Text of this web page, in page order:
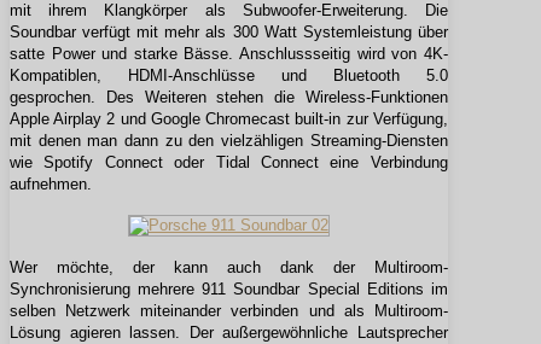
mit ihrem Klangkörper als Subwoofer-Erweiterung. Die
Soundbar verfügt mit mehr als 300 Watt Systemleistung über
satte Power und starke Bässe. Anschlussseitig wird von 4K-
Kompatiblen, HDMI-Anschlüsse und Bluetooth 5.0
gesprochen. Des Weiteren stehen die Wireless-Funktionen
Apple Airplay 2 und Google Chromecast built-in zur Verfügung,
mit denen man dann zu den vielzähligen Streaming-Diensten
wie Spotify Connect oder Tidal Connect eine Verbindung
aufnehmen.
Wer möchte, der kann auch dank der Multiroom-
Synchronisierung mehrere 911 Soundbar Special Editions im
selben Netzwerk miteinander verbinden und als Multiroom-
Lösung agieren lassen. Der außergewöhnliche Lautsprecher